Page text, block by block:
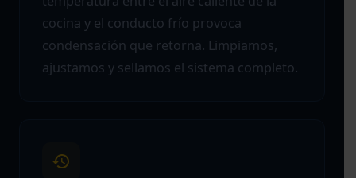
cocina y el conducto frío provoca
condensación que retorna. Limpiamos,
ajustamos y sellamos el sistema completo.